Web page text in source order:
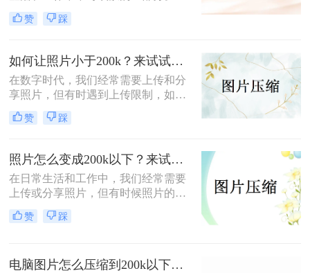
而，有时我们会遇到图片文件过大，
不方便上传、发送或存储的问题。特
小有严格的限制，例如要求图片大小
不超过200K。那么，图片太大如何缩
小到200k呢？本文将为您介绍几种有
效的缩小图片大小的方法。
赞 踩
如何让照片小于200k？来试试这几种压缩方法！
在数字时代，我们经常需要上传和分
享照片，但有时遇到上传限制，如文
件大小不得超过200KB。这时，我们
需要对照片进行压缩。本文将指导您
量。
赞 踩
照片怎么变成200k以下？来试试这二种压缩方法！
在日常生活和工作中，我们经常需要
上传或分享照片，但有时候照片的文
件大小可能超过了限制，比如需要将
照片压缩至200KB以下。那么照片怎
压缩至200KB以下，既节省空间又方
赞 踩
电脑图片怎么压缩到200k以下？教你三种好用图片压缩方法！